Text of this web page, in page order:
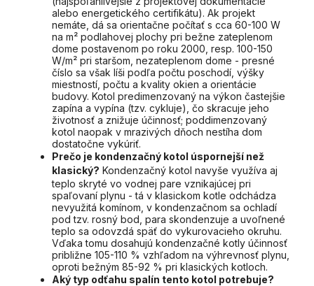
alebo energetického certifikátu). Ak projekt
nemáte, dá sa orientačne počítať s cca 60-100 W
na m² podlahovej plochy pri bežne zateplenom
dome postavenom po roku 2000, resp. 100-150
W/m² pri staršom, nezateplenom dome - presné
číslo sa však líši podľa počtu poschodí, výšky
miestností, počtu a kvality okien a orientácie
budovy. Kotol predimenzovaný na výkon častejšie
zapína a vypína (tzv. cykluje), čo skracuje jeho
životnosť a znižuje účinnosť; poddimenzovaný
kotol naopak v mrazivých dňoch nestíha dom
dostatočne vykúriť.
Prečo je kondenzačný kotol úspornejší než
klasický? Kondenzačný kotol navyše využíva aj
teplo skryté vo vodnej pare vznikajúcej pri
spaľovaní plynu - tá v klasickom kotle odchádza
nevyužitá komínom, v kondenzačnom sa ochladí
pod tzv. rosný bod, para skondenzuje a uvoľnené
teplo sa odovzdá späť do vykurovacieho okruhu.
Vďaka tomu dosahujú kondenzačné kotly účinnosť
približne 105-110 % vzhľadom na výhrevnosť plynu,
oproti bežným 85-92 % pri klasických kotloch.
Aký typ odťahu spalín tento kotol potrebuje?